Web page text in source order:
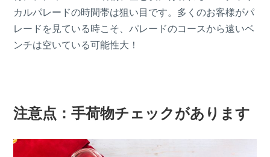
カルパレードの時間帯は狙い目です。多くのお客様がパ
レードを見ている時こそ、パレードのコースから遠いベ
ンチは空いている可能性大！
注意点：手荷物チェックがあります